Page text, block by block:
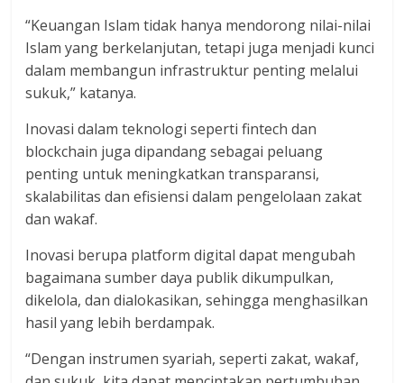
“Keuangan Islam tidak hanya mendorong nilai-nilai
Islam yang berkelanjutan, tetapi juga menjadi kunci
dalam membangun infrastruktur penting melalui
sukuk,” katanya.
Inovasi dalam teknologi seperti fintech dan
blockchain juga dipandang sebagai peluang
penting untuk meningkatkan transparansi,
skalabilitas dan efisiensi dalam pengelolaan zakat
dan wakaf.
Inovasi berupa platform digital dapat mengubah
bagaimana sumber daya publik dikumpulkan,
dikelola, dan dialokasikan, sehingga menghasilkan
hasil yang lebih berdampak.
“Dengan instrumen syariah, seperti zakat, wakaf,